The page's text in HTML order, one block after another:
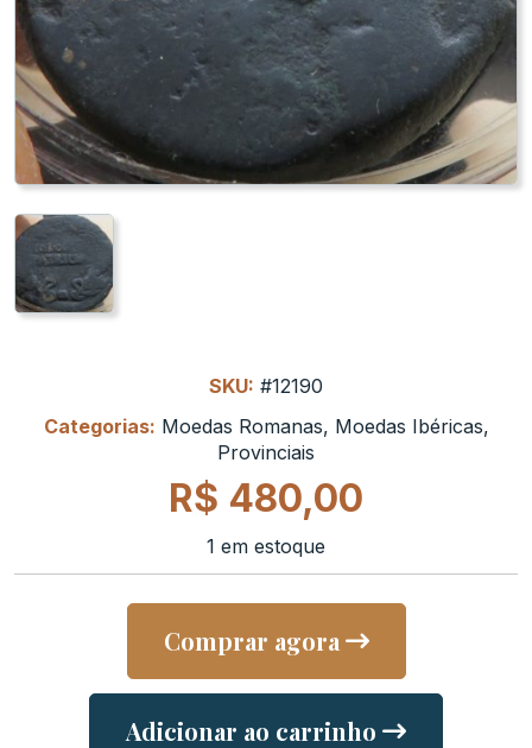
SKU: #12190
Categorias: Moedas Romanas, Moedas Ibéricas,
Provinciais
R$ 480,00
1 em estoque
Comprar agora
Adicionar ao carrinho